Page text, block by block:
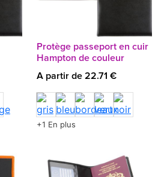
Protège passeport en cuir
Hampton de couleur
A partir de 22.71 €
+1 En plus